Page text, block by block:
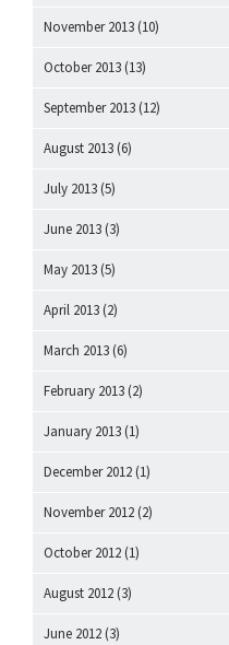
November 2013 (10)
October 2013 (13)
September 2013 (12)
August 2013 (6)
July 2013 (5)
June 2013 (3)
May 2013 (5)
April 2013 (2)
March 2013 (6)
February 2013 (2)
January 2013 (1)
December 2012 (1)
November 2012 (2)
October 2012 (1)
August 2012 (3)
June 2012 (3)